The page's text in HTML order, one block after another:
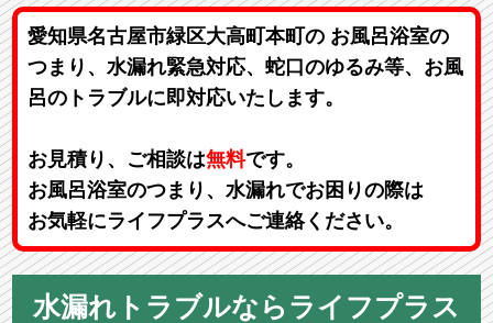
愛知県名古屋市緑区大高町本町の お風呂浴室の
つまり、水漏れ緊急対応、蛇口のゆるみ等、お風
呂のトラブルに即対応いたします。
お見積り、ご相談は無料です。
お風呂浴室のつまり、水漏れでお困りの際は
お気軽にライフプラスへご連絡ください。
水漏れトラブルならライフプラス